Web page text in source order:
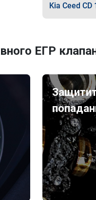
Kia Ceed CD
ЕГР